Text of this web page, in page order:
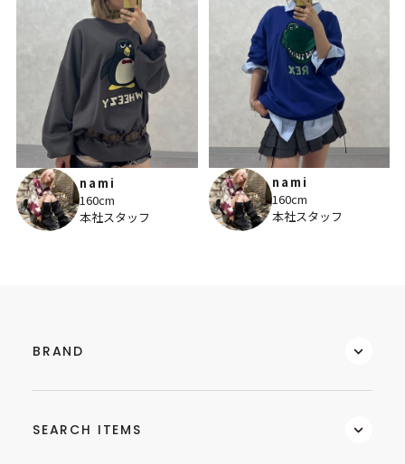
nami
160cm
本社スタッフ
nami
160cm
本社スタッフ
BRAND
SEARCH ITEMS